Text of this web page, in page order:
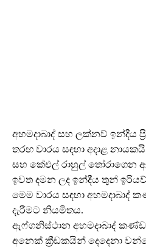
අහමදාබාද් සහ ලක්නව් ඉන්දීය
තරඟ වාරය සඳහා අදාළ
සහ කේඑල් රාහුල් තෝරාගෙන
ඉවත දමන ලද ඉන්දීය තුන්
මෙම වාරය සඳහා අහමදාබාද්
දැරීමට නියමිතය.
ඇෆ්ගනිස්ථාන අහමදාබාද්
අනෙක් ක්‍රීඩකයින් දෙදෙනා